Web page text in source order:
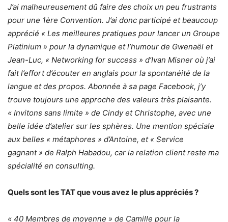
J’ai malheureusement dû faire des choix un peu frustrants
pour une 1ère Convention. J’ai donc participé et beaucoup
apprécié « Les meilleures pratiques pour lancer un Groupe
Platinium » pour la dynamique et l’humour de Gwenaël et
Jean-Luc, « Networking for success » d’Ivan Misner où j’ai
fait l’effort d’écouter en anglais pour la spontanéité de la
langue et des propos. Abonnée à sa page Facebook, j’y
trouve toujours une approche des valeurs très plaisante.
« Invitons sans limite » de Cindy et Christophe, avec une
belle idée d’atelier sur les sphères. Une mention spéciale
aux belles « métaphores » d’Antoine, et « Service
gagnant » de Ralph Habadou, car la relation client reste ma
spécialité en consulting.
Quels sont les TAT que vous avez le plus appréciés ?
« 40 Membres de moyenne » de Camille pour la